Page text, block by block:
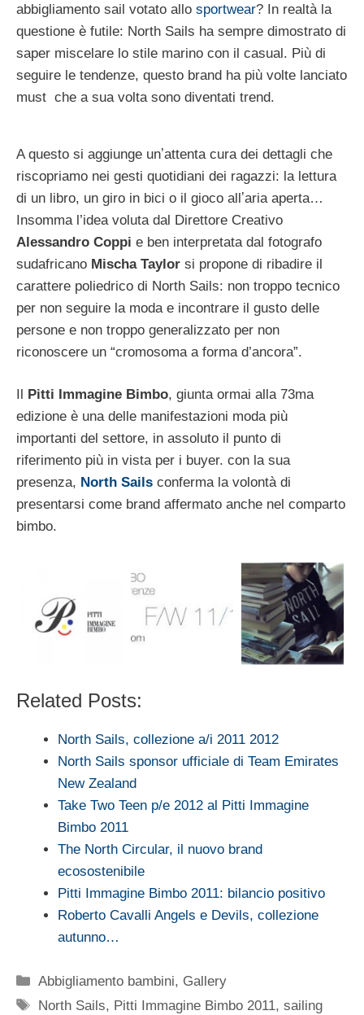
abbigliamento sail votato allo sportwear? In realtà la
questione è futile: North Sails ha sempre dimostrato di
saper miscelare lo stile marino con il casual. Più di
seguire le tendenze, questo brand ha più volte lanciato
must che a sua volta sono diventati trend.
A questo si aggiunge unʼattenta cura dei dettagli che
riscopriamo nei gesti quotidiani dei ragazzi: la lettura
di un libro, un giro in bici o il gioco allʼaria aperta…
Insomma l’idea voluta dal Direttore Creativo
Alessandro Coppi e ben interpretata dal fotografo
sudafricano Mischa Taylor si propone di ribadire il
carattere poliedrico di North Sails: non troppo tecnico
per non seguire la moda e incontrare il gusto delle
persone e non troppo generalizzato per non
riconoscere un “cromosoma a forma d’ancora”.
Pitti Immagine Bimbo, giunta ormai alla 73ma
edizione è una delle manifestazioni moda più
importanti del settore, in assoluto il punto di
riferimento più in vista per i buyer. con la sua
presenza, North Sails conferma la volontà di
presentarsi come brand affermato anche nel comparto
bimbo.
Related Posts:
North Sails, collezione a/i 2011 2012
North Sails sponsor ufficiale di Team Emirates
New Zealand
Take Two Teen p/e 2012 al Pitti Immagine
Bimbo 2011
The North Circular, il nuovo brand
ecosostenibile
Pitti Immagine Bimbo 2011: bilancio positivo
Roberto Cavalli Angels e Devils, collezione
autunno…
Categorie
Abbigliamento bambini, Gallery
Tag
North Sails, Pitti Immagine Bimbo 2011,sailing